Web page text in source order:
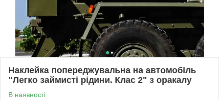
Наклейка попереджувальна на автомобіль
"Легко займисті рідини. Клас 2" з оракалу
В наявності